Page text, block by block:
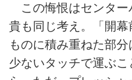
この悔恨はセンター
貴も同じ考え。「開
ものに積み重ねた部
少ないタッチで運ぶ